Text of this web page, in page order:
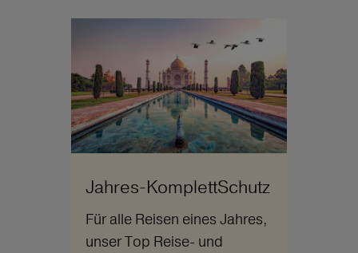
Jahres-KomplettSchutz
Für alle Reisen eines Jahres,
unser Top Reise- und